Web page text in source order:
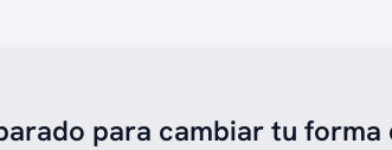
para cambiar tu forma